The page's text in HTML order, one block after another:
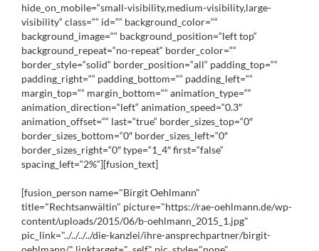
hide_on_mobile=“small-visibility,medium-visibility,large-
visibility“ class=““ id=““ background_color=““
background_image=““ background_position=“left top“
background_repeat=“no-repeat“ border_color=““
border_style=“solid“ border_position=“all“ padding_top=““
padding_right=““ padding_bottom=““ padding_left=““
margin_top=““ margin_bottom=““ animation_type=““
animation_direction=“left“ animation_speed=“0.3″
animation_offset=““ last=“true“ border_sizes_top=“0″
border_sizes_bottom=“0″ border_sizes_left=“0″
border_sizes_right=“0″ type=“1_4″ first=“false“
spacing_left=“2%“][fusion_text]
[fusion_person name="Birgit Oehlmann"
title="Rechtsanwältin" picture="https://rae-oehlmann.de/wp-
content/uploads/2015/06/b-oehlmann_2015_1.jpg"
pic_link="../../../../die-kanzlei/ihre-ansprechpartner/birgit-